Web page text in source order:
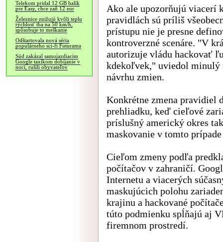
Telekom pridal 12 GB balík
pre Easy, chce zaň 12 eur
Železnice znižujú kvôli teplu
rýchlosť iba na 50 km/h,
spôsobuje to meškanie
Odštartovala nová séria
populárneho sci-fi Futurama
Súd zakázal samojazdiacim
Google taxíkom dobíjanie v
noci, rušili obyvateľov
Ako ale upozorňujú
pravidlách sú príliš
prístupu nie je presne
kontroverzné scenáre. "V
autorizuje vládu hackovať
kdekoľvek," uviedol minulý
návrhu zmien.
Konkrétne zmena pravidiel
prehliadku, keď cieľové
príslušný americký okres
maskovanie v tomto
Cieľom zmeny podľa
počítačov v zahraničí.
Internetu a viacerých
maskujúcich polohu
krajinu a hackované
túto podmienku spĺňajú aj
firemnom prostredí.